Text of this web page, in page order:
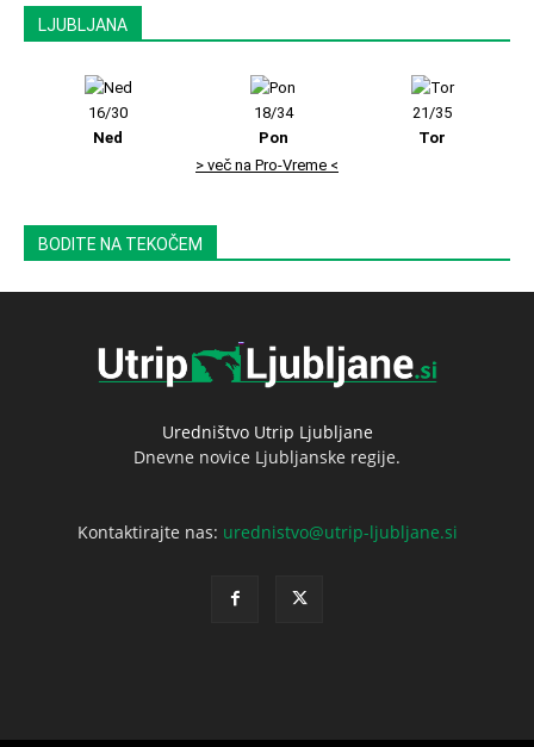
LJUBLJANA
16/30
Ned
18/34
Pon
21/35
Tor
> več na Pro-Vreme <
BODITE NA TEKOČEM
Uredništvo Utrip Ljubljane
Dnevne novice Ljubljanske regije.
Kontaktirajte nas: urednistvo@utrip-ljubljane.si